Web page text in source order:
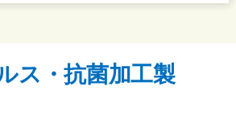
ス・抗菌加工製